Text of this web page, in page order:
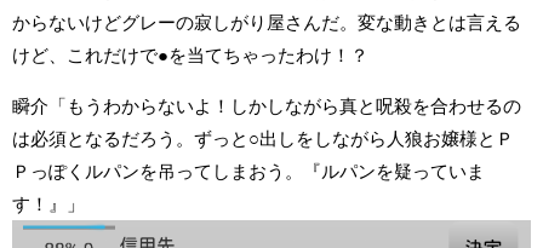
からないけどグレーの寂しがり屋さんだ。変な動きとは言える
けど、これだけで●を当てちゃったわけ！？
瞬介「もうわからないよ！しかしながら真と呪殺を合わせるの
は必須となるだろう。ずっと○出しをしながら人狼お嬢様とＰ
Ｐっぽくルパンを吊ってしまおう。『ルパンを疑っていま
す！』」